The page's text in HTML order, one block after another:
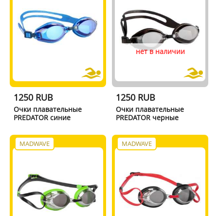
1250 RUB
Очки плавательные
PREDATOR синие
нет в наличии
1250 RUB
Очки плавательные
PREDATOR черные
MADWAVE MADWAVE